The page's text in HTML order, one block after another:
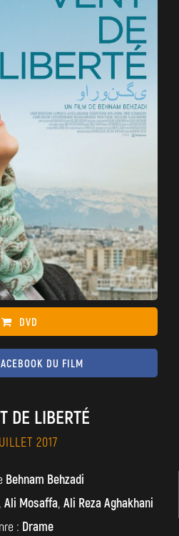
DVD
DU FILM
DE LIBERTÉ
2017
Behnam Behzadi
, Ali Mosaffa, Ali Reza Aghakhani
: Drame